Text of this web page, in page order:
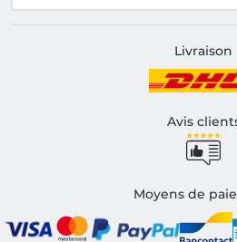
Livraison
Avis
Moyens de